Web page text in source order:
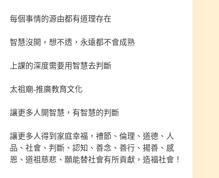
每個事情的源由都有道理存在
智慧沒開，想不透，永遠都不會成熟
上課的深度需要用智慧去判斷
太祖廟-推廣教育文化
讓更多人開智慧，有智慧的判斷
讓更多人得到家庭幸福，禮節、倫理、道德、人
品、社會、判斷、認知、善念、善行、揚善、感
恩、道祖慈悲、願能替社會有所貢獻，造福社會！